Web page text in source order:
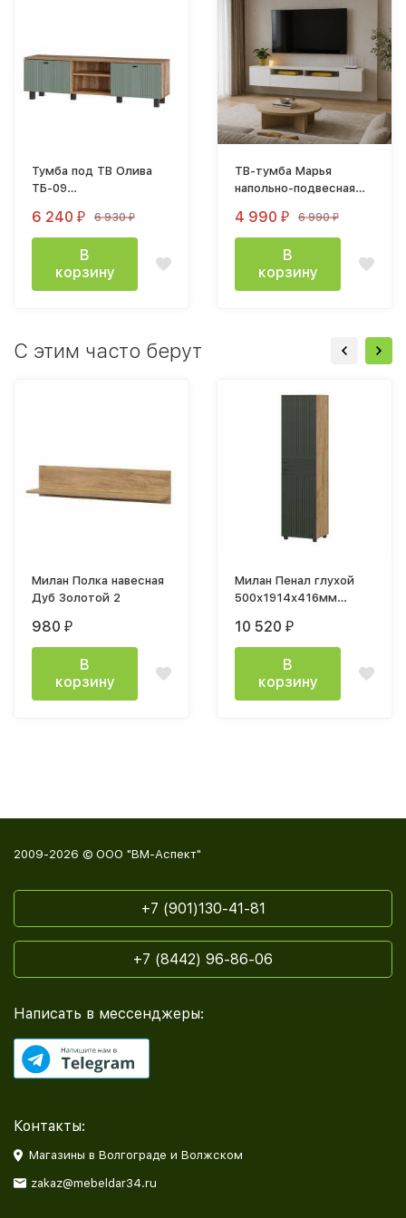
Тумба под ТВ Олива
ТБ-09
каньон / мдф MF12
эвкалипт софт
6 240 ₽ 6 930₽
В
корзину
ТВ-тумба Марья
напольно-подвесная
4 990 ₽ 6 990₽
В
корзину
С этим часто берут
Милан Полка навесная
Дуб Золотой 2
980 ₽
В
корзину
Милан Пенал глухой
500х1914х416мм
10 520 ₽
В
корзину
2009-2026 © ООО "ВМ-Аспект"
+7 (901)130-41-81
+7 (8442) 96-86-06
Написать в мессенджеры:
Контакты:
Магазины в Волгограде и Волжском
zakaz@mebeldar34.ru